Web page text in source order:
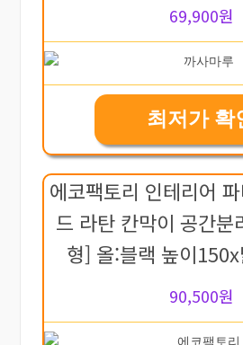
69,900원
최저가 확
에코팩토리 인테리어
드 라탄 칸막이 공간
형] 올:블랙 높이
90,500원